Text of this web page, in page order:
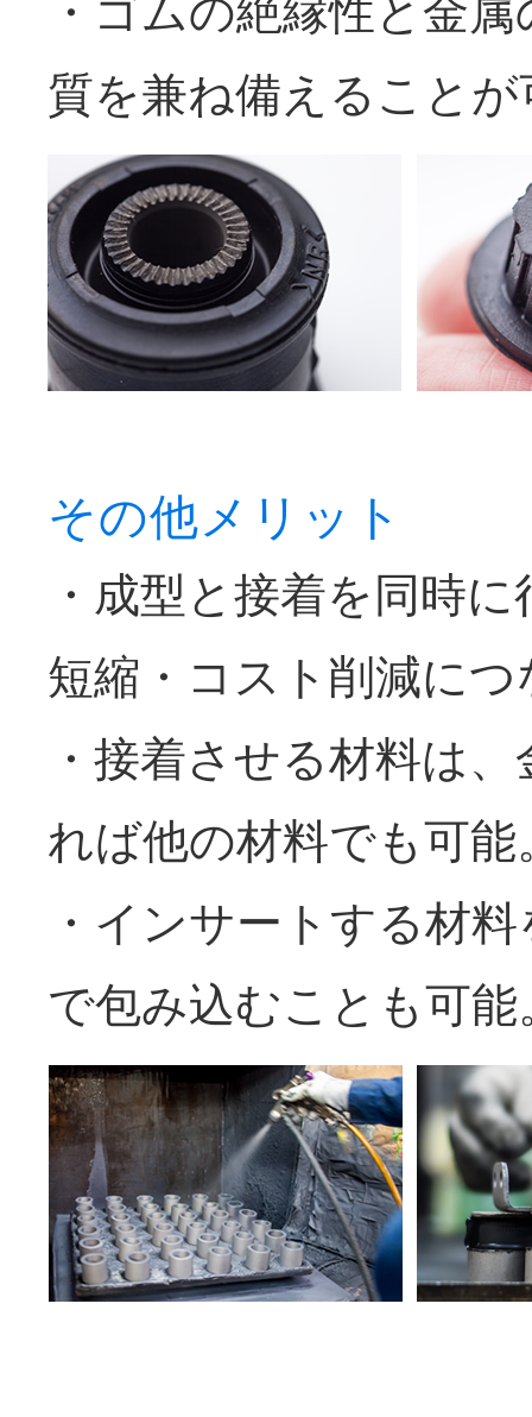
・ゴムの絶縁性と金
質を兼ね備えること
その他メリット
・成型と接着を同時
短縮・コスト削減につ
・接着させる材料は
れば他の材料でも可能
・インサートする材
で包み込むことも可能